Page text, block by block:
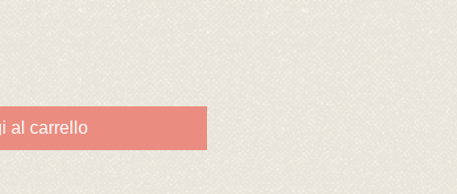
al carrello